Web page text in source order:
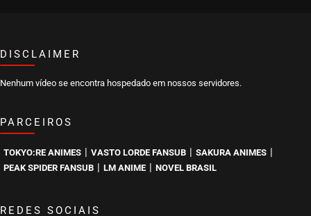
DISCLAIMER
Nenhum vídeo se encontra hospedado em nossos servidores.
PARCEIROS
TOKYO:RE ANIMES VASTO LORDE FANSUB SAKURA ANIMES
PEAK SPIDER FANSUB LM ANIME NOVEL BRASIL
REDES SOCIAIS